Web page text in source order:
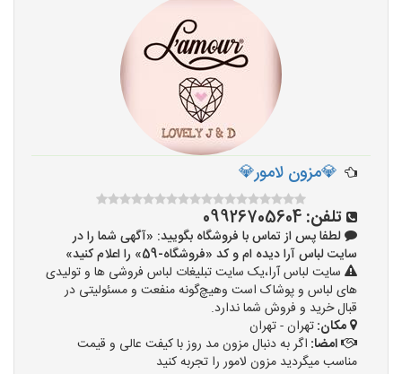
💎مزون لامور💎
تلفن: 09926705604
لطفا پس از تماس با فروشگاه بگویید: «آگهی شما را در
سایت لباس آرا دیده ام و کد «فروشگاه-59» را اعلام کنید»
سایت لباس آرا،یک سایت تبلیغات لباس فروشی ها و تولیدی
های لباس و پوشاک است وهیچ‌گونه منفعت و مسئولیتی در
قبال خرید و فروش شما ندارد.
مکان:تهران - تهران
امضا: اگر به دنبال مزون مد روز با کیفت عالی و قیمت
مناسب میگردید مزون لامور را تجربه کنید